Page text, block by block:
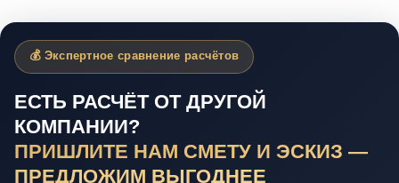
💰 Экспертное сравнение расчётов
ЕСТЬ РАСЧЁТ ОТ ДРУГОЙ
КОМПАНИИ?
ПРИШЛИТЕ НАМ СМЕТУ И ЭСКИЗ —
ПРЕДЛОЖИМ ВЫГОДНЕЕ